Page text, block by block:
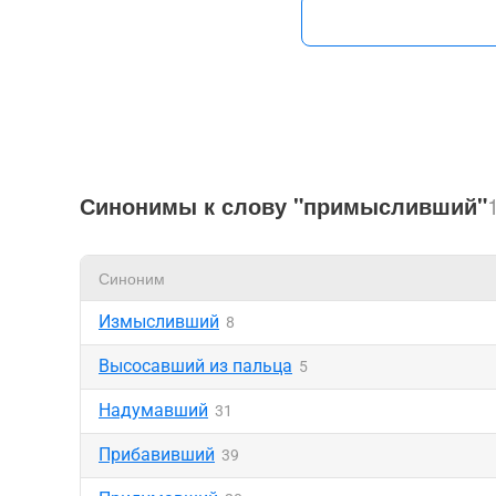
Синонимы к слову "примысливший"
Синоним
Измысливший 8
Высосавший из пальца 5
Надумавший 31
Прибавивший 39